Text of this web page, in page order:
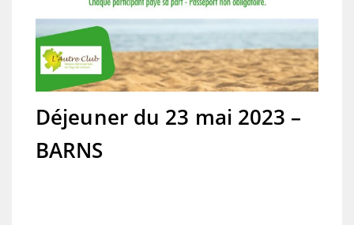
Déjeuner du 23 mai 2023 –
BARNS